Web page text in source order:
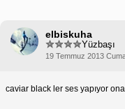
elbiskuha
Yüzbaşı
19 Temmuz 2013
caviar black ler ses yapıyor